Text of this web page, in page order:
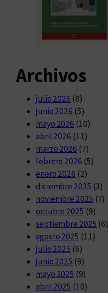
Archivos
julio 2026 (8)
junio 2026 (5)
mayo 2026 (10)
abril 2026 (11)
marzo 2026 (7)
febrero 2026 (5)
enero 2026 (2)
diciembre 2025 (3)
noviembre 2025 (7)
octubre 2025 (9)
septiembre 2025 (6)
agosto 2025 (11)
julio 2025 (6)
junio 2025 (9)
mayo 2025 (9)
abril 2025 (10)